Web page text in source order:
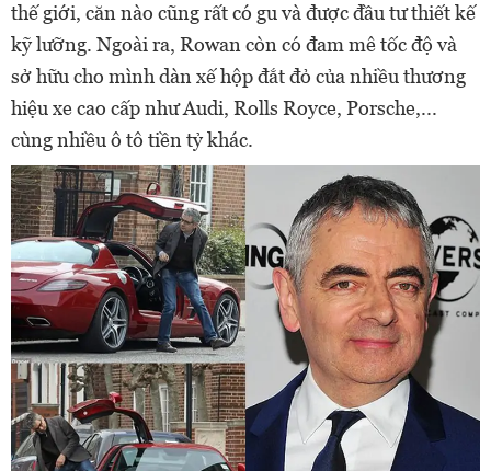
thế giới, căn nào cũng rất có gu và được đầu tư thiết kế
kỹ lưỡng. Ngoài ra, Rowan còn có đam mê tốc độ và
sở hữu cho mình dàn xế hộp đắt đỏ của nhiều thương
hiệu xe cao cấp như Audi, Rolls Royce, Porsche,...
cùng nhiều ô tô tiền tỷ khác.